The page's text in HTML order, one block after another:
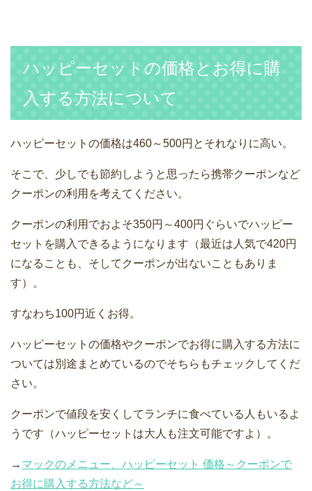
ハッピーセットの価格とお得に購
入する方法について
ハッピーセットの価格は460～500円とそれなりに高い。
そこで、少しでも節約しようと思ったら携帯クーポンなど
クーポンの利用を考えてください。
クーポンの利用でおよそ350円～400円ぐらいでハッピー
セットを購入できるようになります（最近は人気で420円
になることも、そしてクーポンが出ないこともありま
す）。
すなわち100円近くお得。
ハッピーセットの価格やクーポンでお得に購入する方法に
ついては別途まとめているのでそちらもチェックしてくだ
さい。
クーポンで値段を安くしてランチに食べている人もいるよ
うです（ハッピーセットは大人も注文可能ですよ）。
→ マックのメニュー、ハッピーセット 価格～クーポンで
お得に購入する方法など～